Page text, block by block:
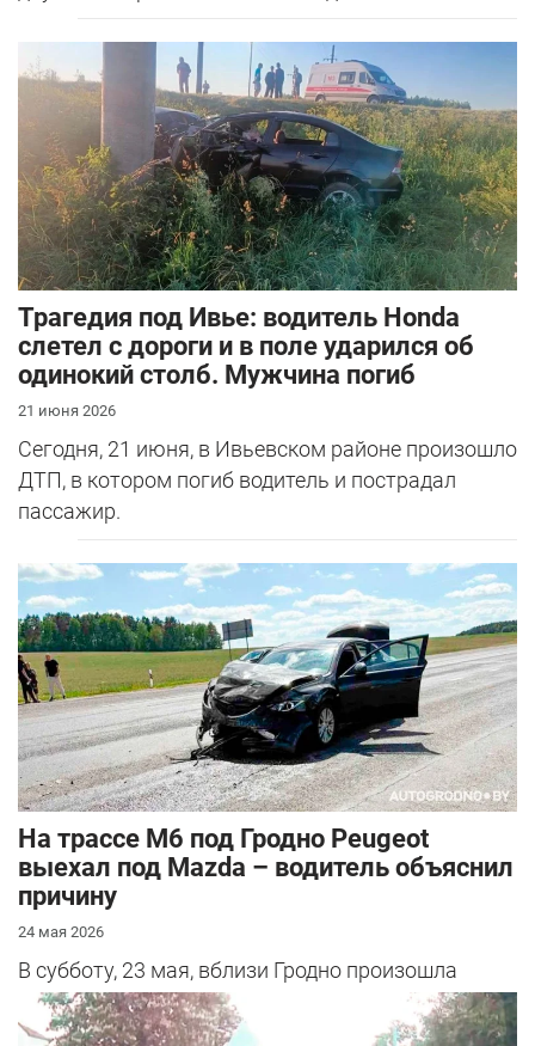
Трагедия под Ивье: водитель Honda
слетел с дороги и в поле ударился об
одинокий столб. Мужчина погиб
21 июня 2026
Сегодня, 21 июня, в Ивьевском районе произошло
ДТП, в котором погиб водитель и пострадал
пассажир.
На трассе М6 под Гродно Peugeot
выехал под Mazda – водитель объяснил
причину
24 мая 2026
В субботу, 23 мая, вблизи Гродно произошла
серьезная авария – столкнулись Mazda и
Peugeot. Читатель АвтоГродно поделился...